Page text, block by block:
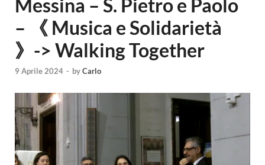
Messina – S. Pietro e Paolo
– 《 Musica e Solidarietà
》-> Walking Together
9 Aprile 2024 - byCarlo